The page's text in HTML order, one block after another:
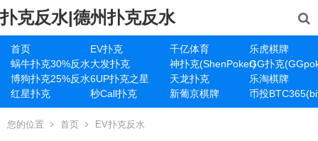
扑克反水|德州扑克反水
首页 EV扑克 千亿体育
乐虎棋牌
蜗牛扑克30%反水大发扑克 神扑克(ShenPoker)GG扑克
博狗扑克25%反水6UP扑克之星 天龙扑克
乐淘棋牌
红星扑克
秒Call扑克 新葡京棋牌 币投
您的位置 首页 EV扑克反水